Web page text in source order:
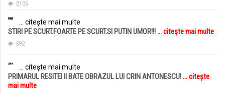
2105
... citește mai multe
STIRI PE SCURT.FOARTE PE SCURT.SI PUTIN UMOR!!!... citește mai multe
592
... citește mai multe
PRIMARUL RESITEI II BATE OBRAZUL LUI CRIN ANTONESCU!... citește
mai multe